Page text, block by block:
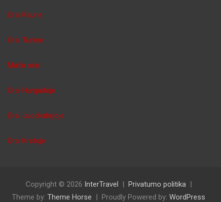
Orai Kaune
Orai Tunise
Malta orai
Orai Hurgadoje
Orai Juodkalnijoje
Orai Kretoje
Copyright © 2026 InterTravel
Privatumo politika
Theme by: Theme Horse Proudly Powered by: WordPress